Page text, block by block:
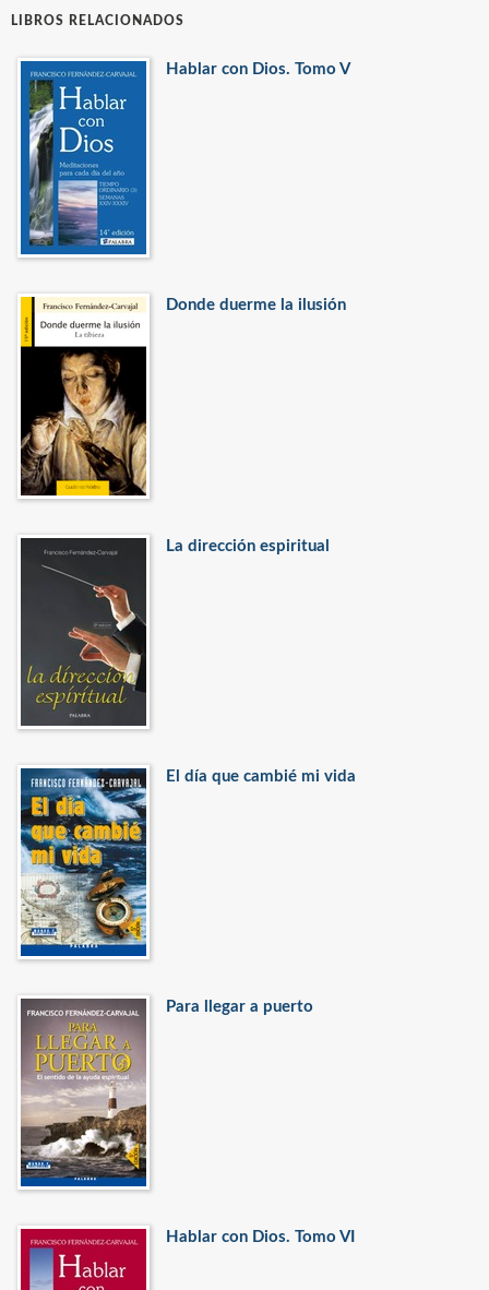
LIBROS RELACIONADOS
Hablar con Dios. Tomo V
Donde duerme la ilusión
La dirección espiritual
El día que cambié mi vida
Para llegar a puerto
Hablar con Dios. Tomo VI